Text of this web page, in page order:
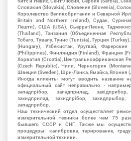
Словакия (Slovakia), Словения (Slovenia),
Королевство Великобритании и Северной
Britain and Northern Ireland), Судан,
Лешти), США (USA), Сьерра-Леоне,
(Thailand), Танзания (Объединенная
Тобаго, Тувалу, Тунис (Tunisia), Турция
(Hungary), Узбекистан, Уругвай,
(Philippines), Финляндия (Finland), Франция
Хорватия (Croatia), Центральноафриканская
(Czech Republic), Чили, Черногория
Швеция (Sweden), Шри-Ланка, Ямайка, Япония
Иногда клиенты могут вводить название
официальный сайт неправильно -
западпрібор, западприлад,
захидприлад, захидпрібор,
западприбор.
Наш технический отдел осуществляет
измерительной техники более чем 75
бывшего СССР и СНГ. Также мы
процедуры: калибровка, тарирование,
измерительной техники.